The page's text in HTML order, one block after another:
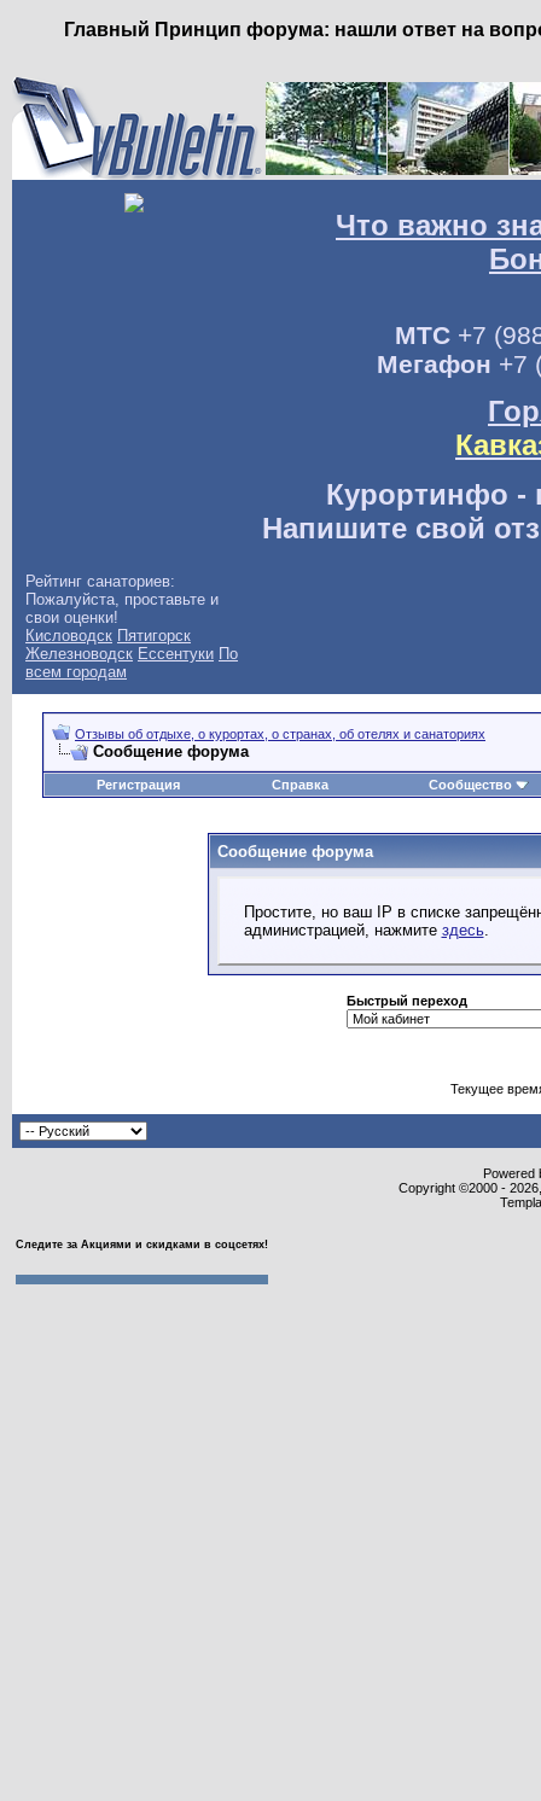
Главный Принцип форума: нашли ответ на
Что важно
МТС+7
Мегафон +7
Курортинфо -
Напишите свой
Рейтинг санаториев:
Пожалуйста, проставьте и
свои оценки!
Кисловодск Пятигорск
Железноводск Ессентуки По
всем городам
Отзывы об отдыхе, о курортах, о странах, об отелях и санаториях
Сообщение форума
Регистрация Справка Сообщество
Сообщение форума
Простите, но ваш IP в списке
администрацией, нажмите здесь.
Быстрый переход
Текущее
Powered
Copyright ©2000 -
Следите за Акциями и скидками в соцсетях!